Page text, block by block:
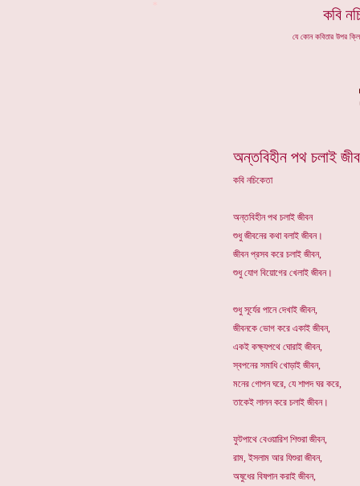
কবি
যে কোন কবিতার উপর
অন্তবিহীন পথ চলাই
কবি নচিকেতা
অন্তবিহীন পথ চলাই জীবন
শুধু জীবনের কথা বলাই জীবন।
জীবন প্রসব করে চলাই জীবন,
শুধু যোগ বিয়োগের খেলাই জীবন।
শুধু সূর্যের পানে দেখাই জীবন,
জীবনকে ভোগ করে একাই জীবন,
একই কক্ষ্যপথে ঘোরাই জীবন,
স্বপনের সমাধি খোড়াই জীবন,
মনের গোপন ঘরে, যে শাপদ ঘর করে,
তাকেই লালন করে চলাই জীবন।
ফুটপাথে বেওয়ারিশ শিশুরা জীবন,
রাম, ইসলাম আর যিশুরা জীবন,
অষুধের বিষপান করাই জীবন,